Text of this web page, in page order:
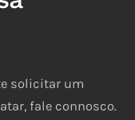
solicitar um
fale connosco.